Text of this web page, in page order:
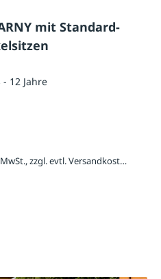
mit Standard-
- 12 Jahre
2.222,40 € / Stück inkl. 20 % MwSt., zzgl. evtl. Versandkosten